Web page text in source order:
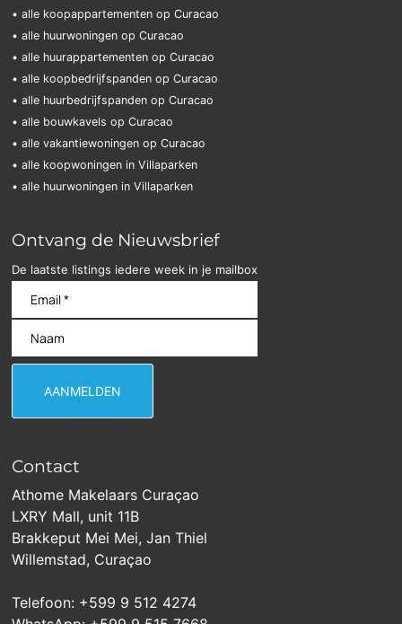
• alle koopappartementen op Curacao
• alle huurwoningen op Curacao
• alle huurappartementen op Curacao
• alle koopbedrijfspanden op Curacao
• alle huurbedrijfspanden op Curacao
• alle bouwkavels op Curacao
• alle vakantiewoningen op Curacao
• alle koopwoningen in Villaparken
• alle huurwoningen in Villaparken
Ontvang de Nieuwsbrief
De laatste listings iedere week in je mailbox
Contact
Athome Makelaars Curaçao
LXRY Mall, unit 11B
Brakkeput Mei Mei, Jan Thiel
Willemstad, Curaçao
Telefoon: +599 9 512 4274